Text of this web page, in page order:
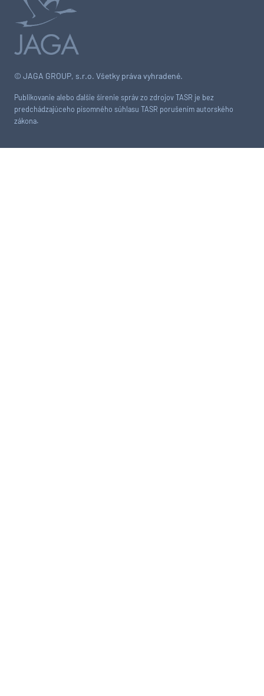
© JAGA GROUP, s.r.o. Všetky práva vyhradené.
Publikovanie alebo ďalšie šírenie správ zo zdrojov TASR je bez
predchádzajúceho písomného súhlasu TASR porušením autorského
zákona.